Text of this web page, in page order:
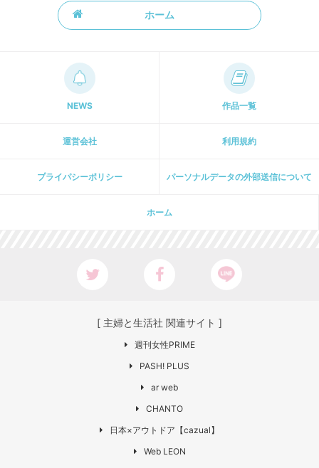
ホーム
NEWS 作品一覧
運営会社 利用規約
プライパシーポリシー パーソナルデータの外部送信について
ホーム
[ 主婦と生活社 関連サイト ]
週刊女性PRIME
PASH! PLUS
ar web
CHANTO
日本×アウトドア【cazual】
Web LEON